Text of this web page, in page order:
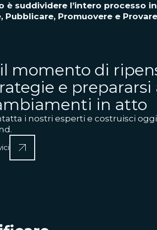
è suddividere l’intero processo
Pubblicare, Promuovere e
momento di
e prepararsi
in atto
i nostri esperti e costruisci